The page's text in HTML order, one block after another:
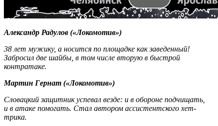
Александр Радулов («Локомотив»)
38 лет мужику, а носится по площадке как заведенный!
Забросил две шайбы, в том числе вторую в быстрой
контратаке.
Мартин Гернат («Локомотив»)
Словацкий защитник успевал везде: и в обороне подчищать,
и в атаке помогать. Стал автором ассистентского хет-
трика.